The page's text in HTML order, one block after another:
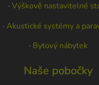
· Výškově nastavitelné
· Akustické systémy a
· Bytový nábytek
Naše pobočky